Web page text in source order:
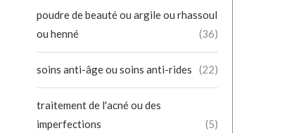
poudre de beauté ou argile ou rhassoul
ou henné
(36)
soins anti-âge ou soins anti-rides (22)
traitement de l'acné ou des
imperfections
(5)